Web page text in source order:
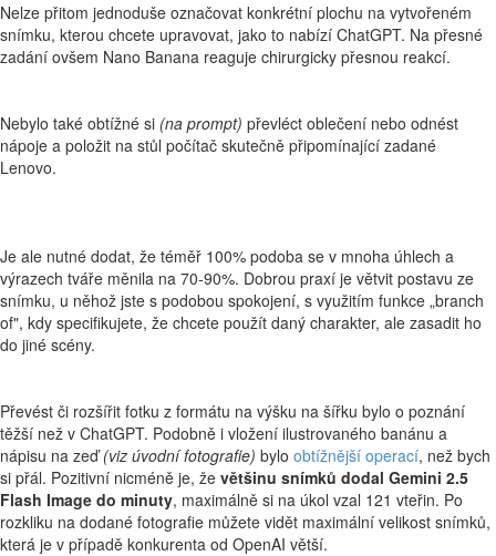
Nelze přitom jednoduše označovat konkrétní plochu na vytvořeném
snímku, kterou chcete upravovat, jako to nabízí ChatGPT. Na přesné
zadání ovšem Nano Banana reaguje chirurgicky přesnou reakcí.
Nebylo také obtížné si (na prompt) převléct oblečení nebo odnést
nápoje a položit na stůl počítač skutečně připomínající zadané
Lenovo.
Je ale nutné dodat, že téměř 100% podoba se v mnoha úhlech a
výrazech tváře měnila na 70-90%. Dobrou praxí je větvit postavu ze
snímku, u něhož jste s podobou spokojení, s využitím funkce „branch
of", kdy specifikujete, že chcete použít daný charakter, ale zasadit ho
do jiné scény.
Převést či rozšířit fotku z formátu na výšku na šířku bylo o poznání
těžší než v ChatGPT. Podobně i vložení ilustrovaného banánu a
nápisu na zeď(viz úvodní fotografie) bylo obtížnější operací, než bych
si přál. Pozitivní nicméně je, že většinu snímků dodal Gemini 2.5
Flash Image do minuty, maximálně si na úkol vzal 121 vteřin. Po
rozkliku na dodané fotografie můžete vidět maximální velikost snímků,
která je v případě konkurenta od OpenAI větší.